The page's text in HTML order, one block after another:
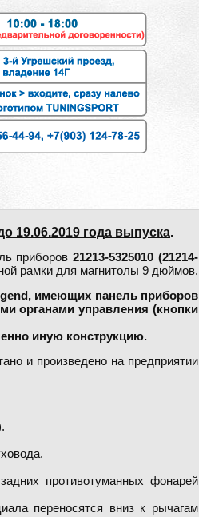
19.06.2019 года выпуска.
приборов21213-5325010 (21214-
рамки для магнитолы 9 дюймов.
имеющих панель приборов
органами управления (кнопки
иную конструкцию.
и произведено на предприятии
противотуманных фонарей
переносятся вниз к рычагам